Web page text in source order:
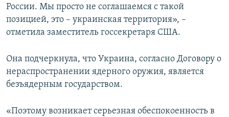
России. Мы просто не соглашаемся с такой
позицией, это – украинская территория», –
отметила заместитель госсекретаря США.
Она подчеркнула, что Украина, согласно Договору о
нераспространении ядерного оружия, является
безъядерным государством.
«Поэтому возникает серьезная обеспокоенность в